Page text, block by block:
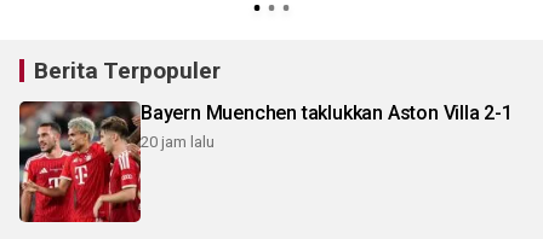
Berita Terpopuler
Bayern Muenchen taklukkan Aston Villa 2-1
20 jam lalu